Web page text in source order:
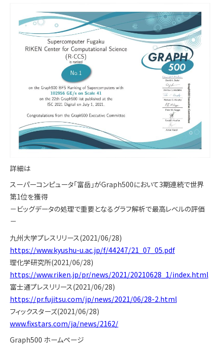
詳細は
スーパーコンピュータ「富岳」がGraph500において3期連続で世界
第1位を獲得
－ビッグデータの処理で重要となるグラフ解析で最高レベルの評価
－
九州大学プレスリリース(2021/06/28)
https://www.kyushu-u.ac.jp/f/44247/21_07_05.pdf
理化学研究所(2021/06/28)
https://www.riken.jp/pr/news/2021/20210628_1/index.html
富士通プレスリリース(2021/06/28)
https://pr.fujitsu.com/jp/news/2021/06/28-2.html
フィックスターズ(2021/06/28)
www.fixstars.com/ja/news/2162/
Graph500 ホームページ